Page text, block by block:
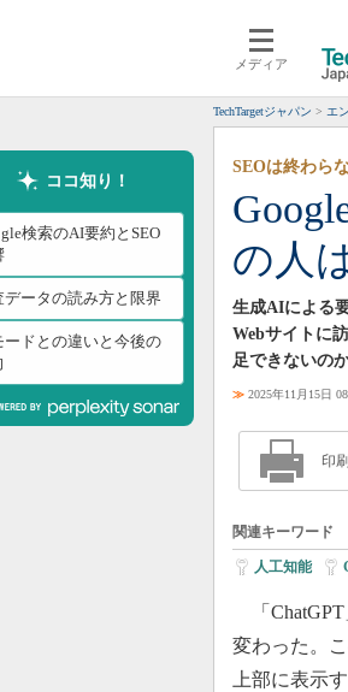
メディア
クラウド
スマートモバイル
ネットワーク
システム運用管理
TechTargetジャパン エ
ココ知り！
検索のAI要約とSEO
データの読み方と限界
ードとの違いと今後の
の人
SEOは終わら
生成AIによる
Webサイトに
足できないのか
≫ 2025年11月15日
印
関連キーワード
人工知能|
「ChatGPT
変わった。
上部に表示